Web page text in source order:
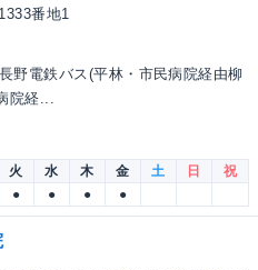
番地1
野電鉄バス(平林・市民病院経由柳
院経...
火 水 木 金 土 日
祝
● ● ● ●